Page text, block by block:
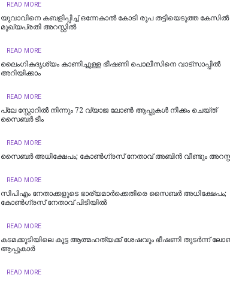
READ MORE
യുവാവിനെ കബളിപ്പിച്ച് ഒന്നേകാൽ കോടി രൂപ തട്ടിയെടുത്ത കേസിൽ
മുഖ്യപ്രതി അറസ്റ്റിൽ
READ MORE
ലൈംഗികദൃശ്യം കാണിച്ചുള്ള ഭീഷണി പൊലീസിനെ വാട്‌സാപ്പില്‍
അറിയിക്കാം
READ MORE
പ്ലേ സ്റ്റോറില്‍ നിന്നും 72 വ്യാജ ലോണ്‍ ആപ്പുകള്‍ നീക്കം ചെയ്ത്
സൈബര്‍ ടീം
READ MORE
സൈബർ അധിക്ഷേപം; കോണ്‍ഗ്രസ് നേതാവ് അബിന്‍ വീണ്ടും
READ MORE
സിപിഎം നേതാക്കളുടെ ഭാര്യമാർക്കെതിരെ സൈബർ അധിക്ഷേപം;
കോൺഗ്രസ് നേതാവ് പിടിയിൽ
READ MORE
കടമക്കുടിയിലെ കൂട്ട ആത്മഹത്യക്ക് ശേഷവും ഭീഷണി തുടർന്ന്
ആപ്പുകാര്‍
READ MORE